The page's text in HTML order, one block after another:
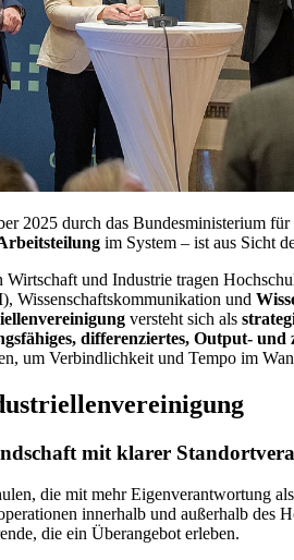
2025 durch das Bundesministerium
im System – ist aus Sicht
Wirtschaft und Industrie tragen
Wissenschaftskommunikation und
versteht sich als
differenziertes, Output-
um Verbindlichkeit und Tempo im
mit klarer
die mit mehr Eigenverantwortung
innerhalb und außerhalb des
die ein Überangebot erleben.